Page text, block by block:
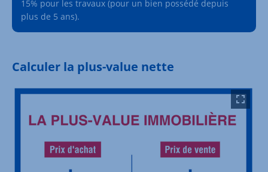
15% pour les travaux (pour un bien possédé depuis
plus de 5 ans).
Calculer la plus-value nette